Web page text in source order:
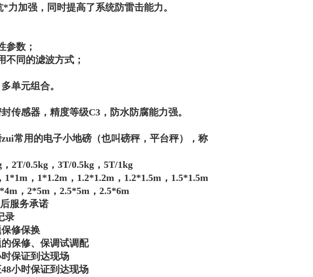
力加强，同时提高了系统防雷击能力。
参数；
不同的滤波方式；
单元组合。
传感器，精度等级C3，防水防腐能力强。
zui常用的电子小地磅（也叫磅秤，平台秤），称
2T/0.5kg，3T/0.5kg，5T/1kg
，1*1.2m，1.2*1.2m，1.2*1.5m，1.5*1.5m
，2*5m，2.5*5m，2.5*6m
服务承诺
录
修保换
保修、保调试调配
保证到达现场
小时保证到达现场